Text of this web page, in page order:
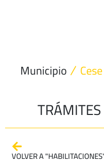
Municipio
VOLVER A